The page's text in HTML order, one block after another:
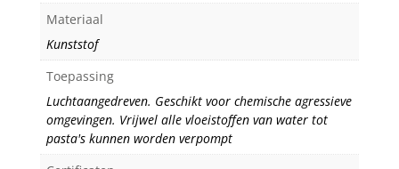
Materiaal
Kunststof
Toepassing
Luchtaangedreven. Geschikt voor chemische agressieve
omgevingen. Vrijwel alle vloeistoffen van water tot
pasta's kunnen worden verpompt